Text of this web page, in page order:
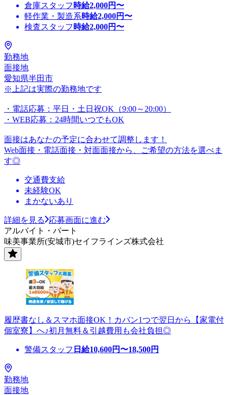
倉庫スタッフ 時給2,000円〜
軽作業・製造系時給2,000円〜
検査スタッフ 時給2,000円〜
勤務地
面接地
愛知県半田市
※上記は実際の勤務地です
・電話応募：平日・土日祝OK（9:00～20:00）
・WEB応募：24時間いつでもOK
面接はあなたの予定に合わせて調整します！
Web面接・電話面接・対面面接から、ご希望の方法を選べま
す◎
交通費支給
未経験OK
まかないあり
詳細を見る
応募画面に進む
アルバイト・パート
味美事業所(安城市)セイフラインズ株式会社
履歴書なし＆スマホ面接OK！カバン1つで翌日から【家電付
個室寮】へ♪初月無料＆引越費用も会社負担◎
警備スタッフ 日給10,600円〜18,500円
勤務地
面接地